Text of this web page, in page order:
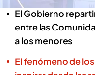
El Gobierno
entre las
a los menores
El fenómeno de